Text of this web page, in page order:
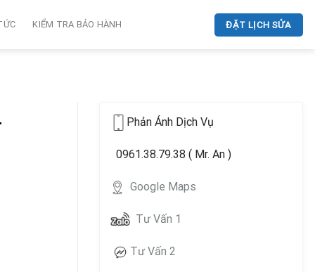
KIỂM TRA BẢO HÀNH ĐẶT LỊCH SỬA
Phản Ánh Dịch Vụ
0961.38.79.38 ( Mr. An )
Google Maps
Tư Vấn 1
Tư Vấn 2